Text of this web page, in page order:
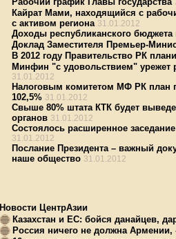
Кайрат Мами, находящийся с
с активом региона 31.01.2012
Доходы республиканского
Доклад Заместителя Премьер-
В 2012 году Правительство РК
Минфин "с удовольствием" урежет
31.01.2012
Налоговым комитетом МФ РК план
102,5% 31.01.2012
Свыше 80% штата КТК будет
органов 31.01.2012
Состоялось расширенное
31.01.2012
Послание Президента – важный
наше общество 31.01.2012
Новости ЦентрАзии
Казахстан и ЕС: бойся данайцев,
Россия ничего не должна Армении,